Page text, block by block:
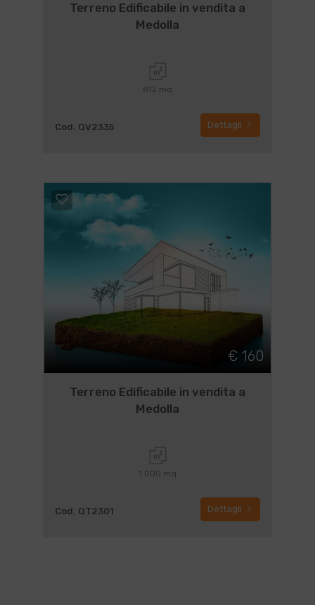
Terreno Edificabile in vendita a
Medolla
812 mq
Cod. QV2335 Dettagli
€ 160
Terreno Edificabile in vendita a
Medolla
1.000 mq
Cod. QT2301 Dettagli